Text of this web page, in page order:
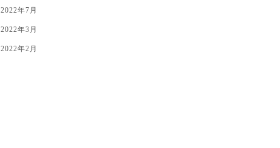
2022年7月
2022年3月
2022年2月